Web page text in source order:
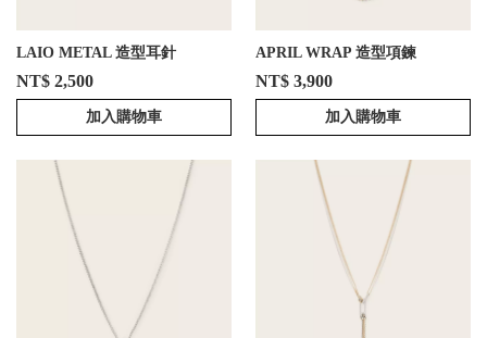
LAIO METAL 造型耳針
NT$ 2,500
加入購物車
APRIL WRAP 造型項鍊
NT$ 3,900
加入購物車